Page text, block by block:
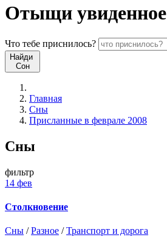
Отыщи увиденное
Что тебе приснилось?
Найди
Сон
Главная
Сны
Присланные в феврале 2008
Сны
фильтр
14 фев
Столкновение
Сны /Разное /Транспорт и дорога